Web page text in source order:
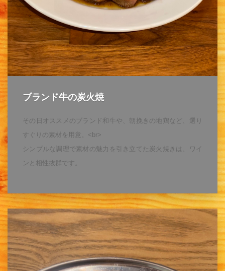
ブランド牛の炭火焼
その日オススメのブランド和牛や、朝挽きの地鶏など、選り
すぐりの素材を用意。<br>
シンプルな調理で素材の魅力を引き立てた炭火焼きは、ワイ
ンと相性抜群です。